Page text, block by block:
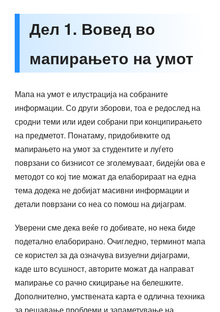
Дел 1. Вовед во
мапирањето на умот
Мапа на умот е илустрација на собраните
информации. Со други зборови, тоа е редослед на
сродни теми или идеи собрани при конципирањето
на предметот. Понатаму, придобивките од
мапирањето на умот за студентите и луѓето
поврзани со бизнисот се зголемуваат, бидејќи ова е
методот со кој тие можат да елаборираат на една
тема додека не добијат масивни информации и
детали поврзани со неа со помош на дијаграм.
Уверени сме дека веќе го добивате, но нека биде
подетално елаборирано. Очигледно, терминот мапа
се користел за да означува визуелни дијаграми,
каде што всушност, авторите можат да направат
мапирање со рачно скицирање на белешките.
Дополнително, умствената карта е одлична техника